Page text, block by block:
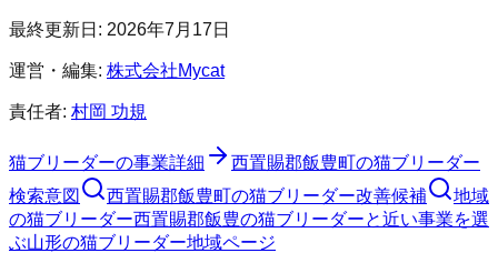
最終更新日: 2026年7月17日
運営・編集: 株式会社Mycat
責任者: 村岡 功規
猫ブリーダーの事業詳細 西置賜郡飯豊町の猫ブリーダー
検索意図
西置賜郡飯豊町の猫ブリーダー改善候補
地域
の猫ブリーダー西置賜郡飯豊の猫ブリーダーと近い事業を選
ぶ山形の猫ブリーダー地域ページ